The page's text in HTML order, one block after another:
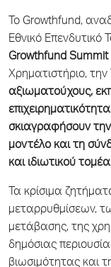
Το Growthfund,
Εθνικό Επενδυτικό
Growthfund Summit
Χρηματιστήριο,
αξιωματούχους,
σκιαγραφήσουν την
μοντέλο και τη
και ιδιωτικού
Τα κρίσιμα
μεταρρυθμίσεων,
μετάβασης, της
δημόσιας
βιωσιμότητας και